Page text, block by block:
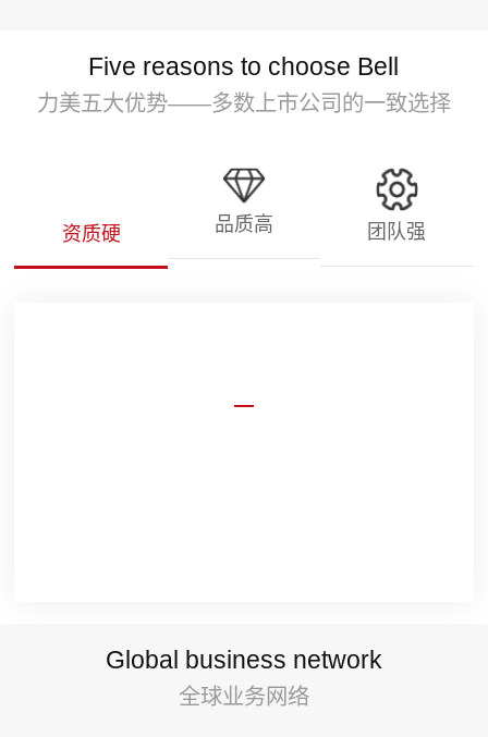
Five reasons to choose Bell
力美五大优势——多数上市公司的一致选择
资质硬 品质高 团队强
Global business network
全球业务网络